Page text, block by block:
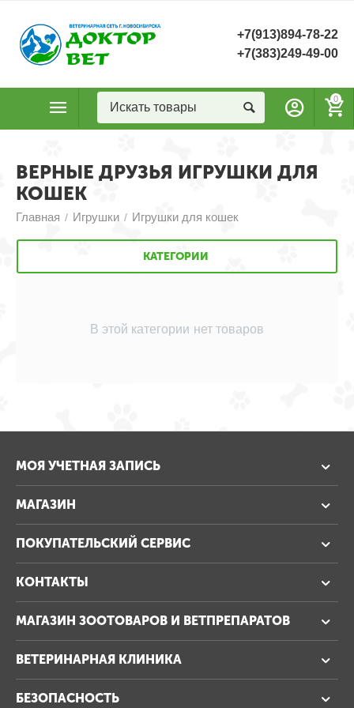
+7(913)894-78-22
+7(383)249-49-00
0
ВЕРНЫЕ ДРУЗЬЯ ИГРУШКИ ДЛЯ
КОШЕК
Главная / Игрушки / Игрушки для кошек
КАТЕГОРИИ
В этой категории нет товаров
МОЯ УЧЕТНАЯ ЗАПИСЬ
МАГАЗИН
ПОКУПАТЕЛЬСКИЙ СЕРВИС
КОНТАКТЫ
МАГАЗИН ЗООТОВАРОВ И ВЕТПРЕПАРАТОВ
ВЕТЕРИНАРНАЯ КЛИНИКА
БЕЗОПАСНОСТЬ